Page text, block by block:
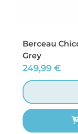
Berceau
Grey
249,99 €